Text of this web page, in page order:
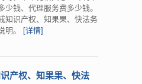
钱、代理服务费多少钱。
知识产权、知果果、快法务
明。
[详情]
产权、知果果、快法